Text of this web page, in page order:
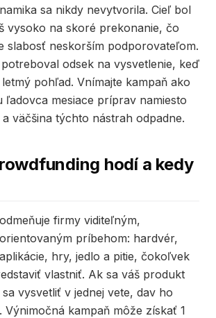
sa nikdy nevytvorila. Cieľ bol
vysoko na skoré prekonanie, čo
slabosť neskorším podporovateľom.
odsek na vysvetlenie, keď
pohľad. Vnímajte kampaň ako
ľadovca mesiace príprav namiesto
väčšina týchto nástrah odpadne.
hodí a kedy
firmy viditeľným,
príbehom: hardvér,
hry, jedlo a pitie, čokoľvek
vlastniť. Ak sa váš produkt
vysvetliť v jednej vete, dav ho
Výnimočná kampaň môže získať 1